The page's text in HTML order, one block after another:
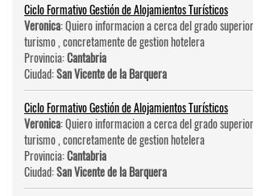
Ciclo Formativo Gestión de Alojamientos Turísticos
Veronica: Quiero informacion a cerca del grado
turismo , concretamente de gestion hotelera
Provincia:Cantabria
Ciudad:San Vicente de la Barquera
Ciclo Formativo Gestión de Alojamientos Turísticos
Veronica: Quiero informacion a cerca del grado
turismo , concretamente de gestion hotelera
Provincia:Cantabria
Ciudad:San Vicente de la Barquera